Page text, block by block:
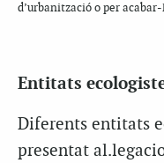
d’urbanització o per
Entitats
Diferents entitats
presentat